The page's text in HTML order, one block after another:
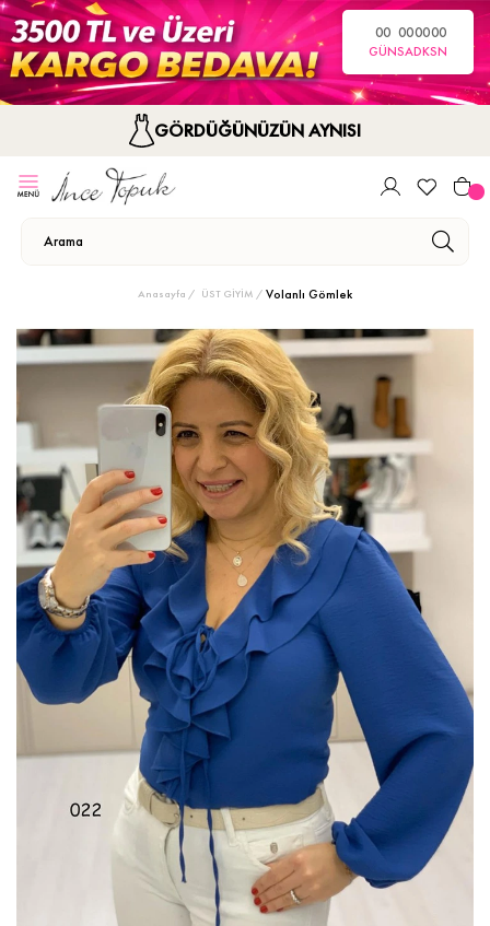
00
GÜN
00
SA
00
DK
00
SN
GÖRDÜĞÜNÜZÜN AYNISI
Anasayfa ÜST GİYİM Volanlı Gömlek